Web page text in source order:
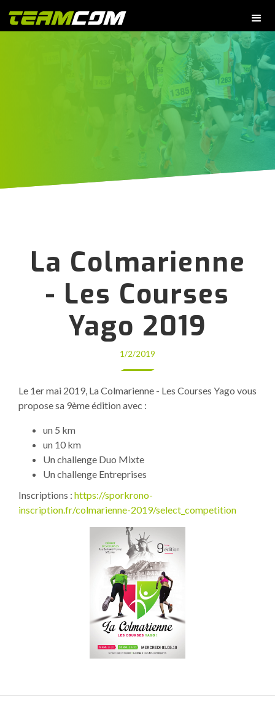
La Colmarienne
- Les Courses
Yago 2019
1/2/2019
Le 1er mai 2019, La Colmarienne - Les Courses Yago vous
propose sa 9ème édition avec :
un 5 km
un 10 km
Un challenge Duo Mixte
Un challenge Entreprises
Inscriptions : https://sporkrono-
inscription.fr/colmarienne-2019/select_competition